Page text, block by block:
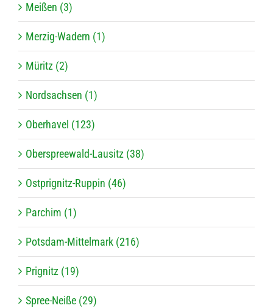
Meißen (3)
Merzig-Wadern (1)
Müritz (2)
Nordsachsen (1)
Oberhavel (123)
Oberspreewald-Lausitz (38)
Ostprignitz-Ruppin (46)
Parchim (1)
Potsdam-Mittelmark (216)
Prignitz (19)
Spree-Neiße (29)